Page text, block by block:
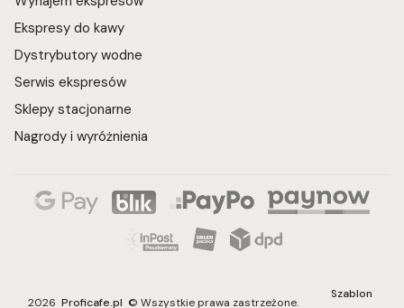
Ekspresy do kawy
Dystrybutory wodne
Serwis ekspresów
Sklepy stacjonarne
Nagrody i wyróżnienia
2026 Proficafe.pl © Wszystkie prawa zastrzeżone.
Szablon